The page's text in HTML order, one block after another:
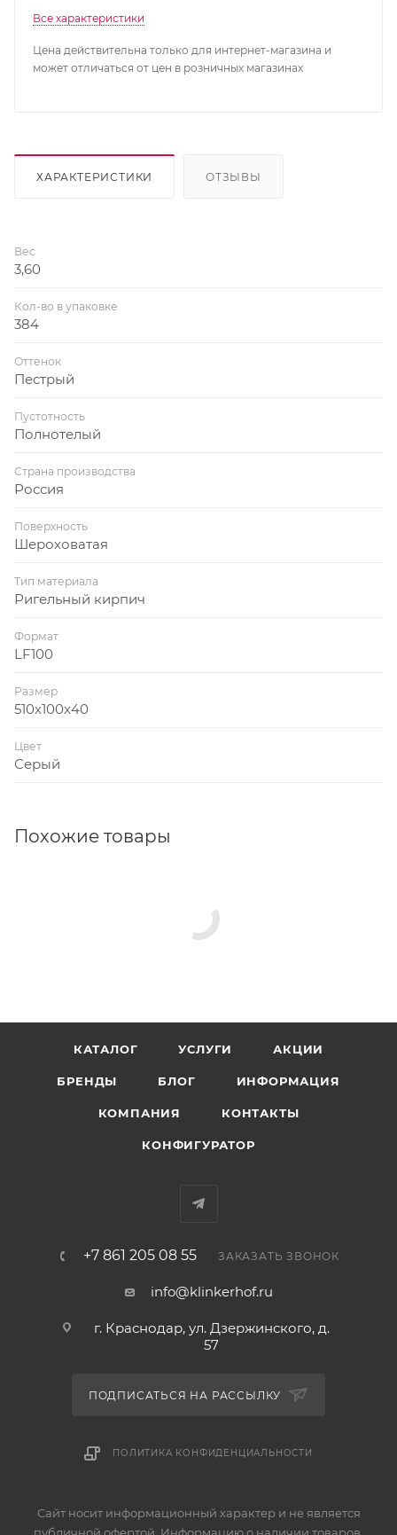
Все характеристики
Цена действительна только для интернет-магазина и
может отличаться от цен в розничных магазинах
ХАРАКТЕРИСТИКИ ОТЗЫВЫ
Вес
3,60
Кол-во в упаковке
384
Оттенок
Пестрый
Пустотность
Полнотелый
Страна производства
Россия
Поверхность
Шероховатая
Тип материала
Ригельный кирпич
Формат
LF100
Размер
510x100x40
Цвет
Серый
Похожие товары
КАТАЛОГ УСЛУГИ АКЦИИ
БРЕНДЫ БЛОГ ИНФОРМАЦИЯ
КОМПАНИЯ КОНТАКТЫ
КОНФИГУРАТОР
+7 861 205 08 55 ЗАКАЗАТЬ ЗВОНОК
info@klinkerhof.ru
г. Краснодар, ул. Дзержинского, д.
57
ПОДПИСАТЬСЯ НА РАССЫЛКУ
ПОЛИТИКА КОНФИДЕНЦИАЛЬНОСТИ
Сайт носит информационный характер и не является